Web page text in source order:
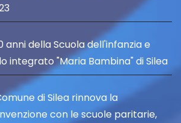
anni della Scuola dell'infanzia e
integrato "Maria Bambina" di Silea
di Silea rinnova la
con le scuole paritarie,